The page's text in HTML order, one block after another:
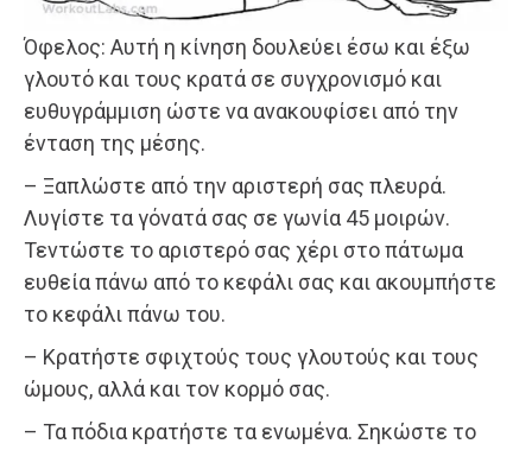
Όφελος: Αυτή η κίνηση δουλεύει έσω και έξω
γλουτό και τους κρατά σε συγχρονισμό και
ευθυγράμμιση ώστε να ανακουφίσει από την
ένταση της μέσης.
– Ξαπλώστε από την αριστερή σας πλευρά.
Λυγίστε τα γόνατά σας σε γωνία 45 μοιρών.
Τεντώστε το αριστερό σας χέρι στο πάτωμα
ευθεία πάνω από το κεφάλι σας και ακουμπήστε
το κεφάλι πάνω του.
– Κρατήστε σφιχτούς τους γλουτούς και τους
ώμους, αλλά και τον κορμό σας.
– Τα πόδια κρατήστε τα ενωμένα. Σηκώστε το